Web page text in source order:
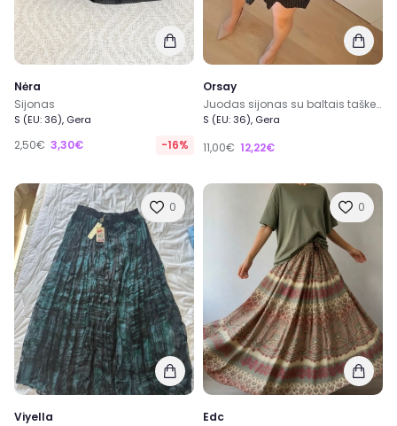
Nėra
Sijonas
S (EU: 36), Gera
2,50€ 3,30€ -16%
Orsay
Juodas sijonas su baltais taškeliais, S dydis
S (EU: 36), Gera
11,00€ 12,22€
0
Viyella
0
Edc